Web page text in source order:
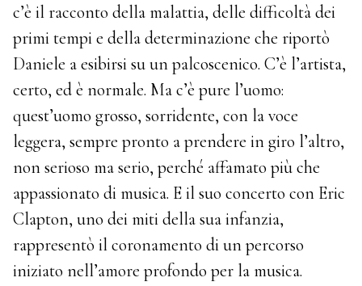
c’è il racconto della malattia, delle difficoltà dei
primi tempi e della determinazione che riportò
Daniele a esibirsi su un palcoscenico. C’è l’artista,
certo, ed è normale. Ma c’è pure l’uomo:
quest’uomo grosso, sorridente, con la voce
leggera, sempre pronto a prendere in giro l’altro,
non serioso ma serio, perché affamato più che
appassionato di musica. E il suo concerto con Eric
Clapton, uno dei miti della sua infanzia,
rappresentò il coronamento di un percorso
iniziato nell’amore profondo per la musica.